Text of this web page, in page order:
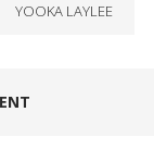
YOOKA LAYLEE